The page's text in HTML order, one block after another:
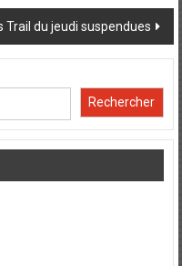
Trail du jeudi suspendues
Rechercher